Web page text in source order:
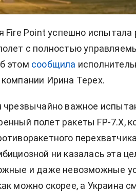
Fire Point успешно испытала
с полностью
этом сообщила
Ирина Терех.
важное
полет ракеты FP-7.X,
ни казалась эта
и даже невозможные
можно скорее, а Украина